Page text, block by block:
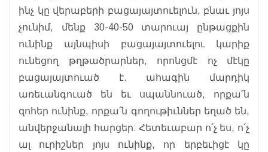
ինչ կը վերաբերի բացայայտուելուն, բնաւ յոյս
չունիմ, մենք 30-40-50 տարուայ ընթացքին
ունինք այնպիսի բացայայտուելու կարիք
ունեցող թղթածրարներ, որոնցմէ ոչ մէկը
բացայայտուած է. ահագին մարդիկ
առեւանգուած են եւ սպաննուած, որքա՛ն
զոհեր ունինք, որքա՛ն գողութիւններ եղած են,
անվերջանալի հարցեր: Հետեւաբար ո՛չ ես, ո՛չ
ալ ուրիշներ յոյս ունինք, որ երբեւիցէ կը